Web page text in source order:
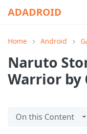
ADADROID
Home Android
Naruto
Warrior by
On this Content